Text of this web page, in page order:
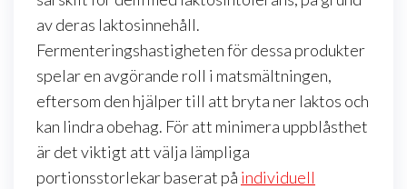
av deras laktosinnehåll.
Fermenteringshastigheten för dessa produkter
spelar en avgörande roll i matsmältningen,
eftersom den hjälper till att bryta ner laktos och
kan lindra obehag. För att minimera uppblåsthet
är det viktigt att välja lämpliga
portionsstorlekar baserat på individuell